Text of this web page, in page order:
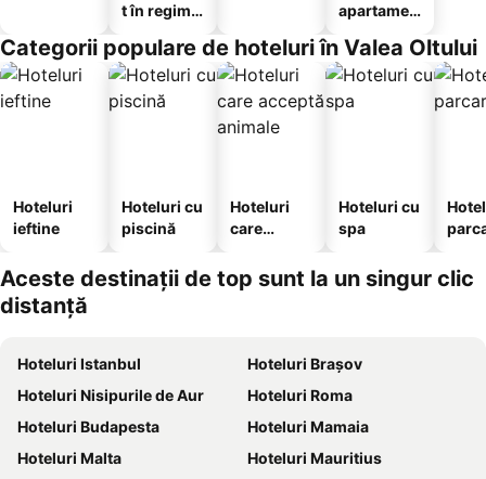
t în regim
apartamen
Categorii populare de hoteluri în Valea Oltului
Hoteluri
ieftine
Hoteluri cu
piscină
Hoteluri
care
animale
Hoteluri cu
spa
Aceste destinații de top sunt la un singur clic
distanță
Hoteluri Istanbul
Hoteluri Brașov
Hoteluri Nisipurile de Aur
Hoteluri Roma
Hoteluri Budapesta
Hoteluri Mamaia
Hoteluri Malta
Hoteluri Mauritius